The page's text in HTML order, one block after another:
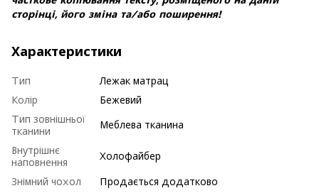
сторінці, його зміна та/або поширення!
Характеристики
Тип
Лежак матрац
Колір
Бежевий
Тип зовнішньої
тканини
Меблева тканина
Внутрішнє
наповнення
Холофайбер
Знімний чохол
Продається додатково